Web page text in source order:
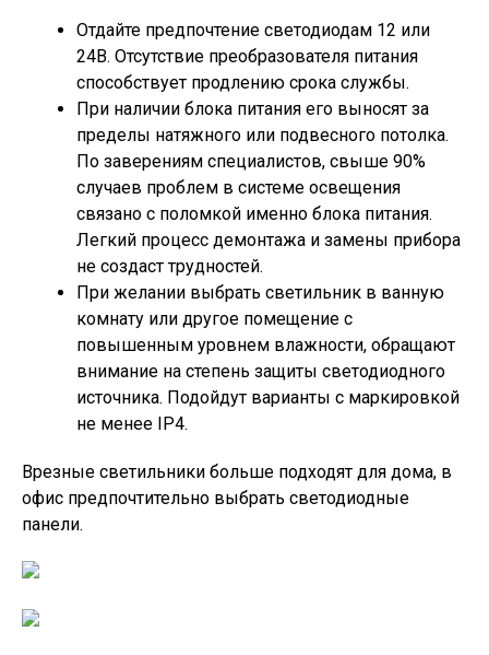
Отдайте предпочтение светодиодам 12 или
24В. Отсутствие преобразователя питания
способствует продлению срока службы.
При наличии блока питания его выносят за
пределы натяжного или подвесного потолка.
По заверениям специалистов, свыше 90%
случаев проблем в системе освещения
связано с поломкой именно блока питания.
Легкий процесс демонтажа и замены прибора
не создаст трудностей.
При желании выбрать светильник в ванную
комнату или другое помещение с
повышенным уровнем влажности, обращают
внимание на степень защиты светодиодного
источника. Подойдут варианты с маркировкой
не менее IP4.
Врезные светильники больше подходят для дома, в
офис предпочтительно выбрать светодиодные
панели.